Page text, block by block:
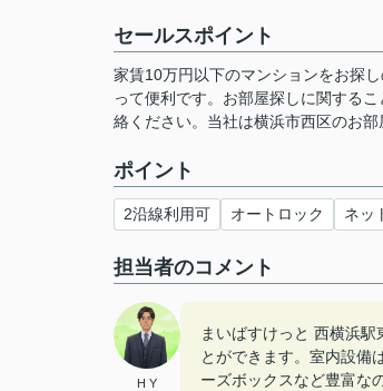
セールスポイント
家賃10万円以下のマンションをお探
って便利です。お部屋探しに関する
絡ください。当社は横浜市西区のお部
ポイント
2沿線利用可 オートロック ネッ
担当者のコメント
H Y
まいばすけっと 西横浜
とができます。室内設備
ーズボックスなど豊富な